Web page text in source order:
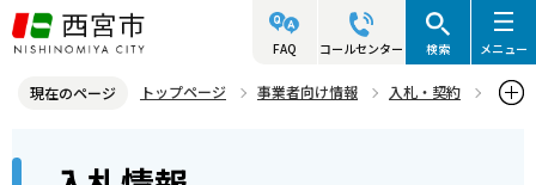
こ
の
ジ
FAQ コールセンター 検索 メニュー
現在のページ トップページ 事業者向け情報
入札・契約